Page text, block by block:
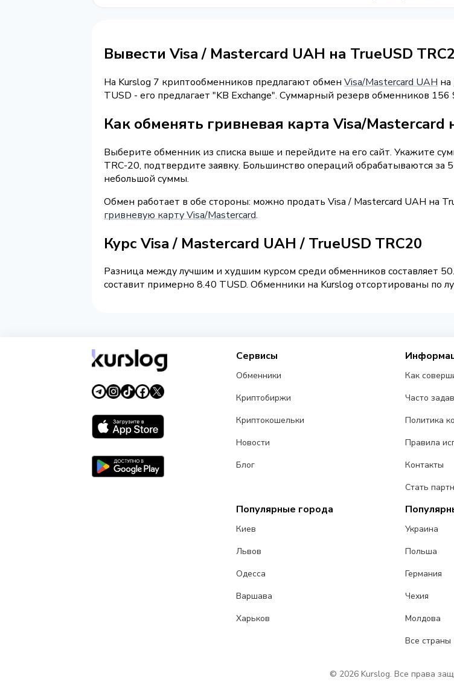
Вывести Visa / Mastercard UAH на TrueUSD
На Kurslog 7 криптообменников предлагают обмен Visa/Mastercard UAH на
TUSD - его предлагает "KB Exchange". Суммарный резерв обменников
Как обменять гривневая карта Visa/Mastercard
Выберите обменник из списка выше и перейдите на его сайт. Укажите
TRC-20, подтвердите заявку. Большинство операций обрабатываются
небольшой суммы.
Обмен работает в обе стороны: можно продать Visa / Mastercard UAH на
гривневую карту Visa/Mastercard.
Курс Visa / Mastercard UAH / TrueUSD TRC20
Разница между лучшим и худшим курсом среди обменников составляет
составит примерно 8.40 TUSD. Обменники на Kurslog отсортированы по
Сервисы
Обменники
Криптобиржи
Криптокошельки
Новости
Блог
Как
Часто
Политика
Правила
Контакты
Стать
Популярные города
Киев
Львов
Одесса
Варшава
Харьков
Украина
Польша
Германия
Чехия
Молдова
Все страны
© 2026 Kurslog. Все права